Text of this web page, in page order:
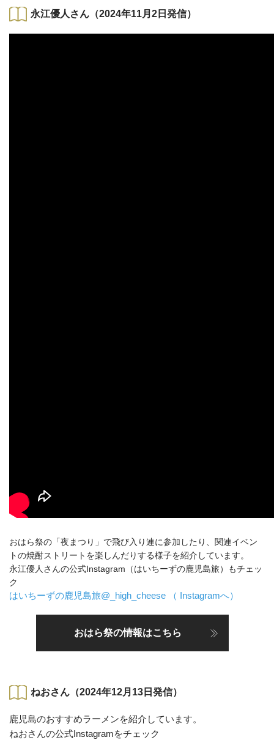
永江優人さん（2024年11月2日発信）
おはら祭の「夜まつり」で飛び入り連に参加したり、関連イベン
トの焼酎ストリートを楽しんだりする様子を紹介しています。
永江優人さんの公式Instagram（はいちーずの鹿児島旅）もチェッ
ク
はいちーずの鹿児島旅@_high_cheese （ Instagramへ）
おはら祭の情報はこちら
ねおさん（2024年12月13日発信）
鹿児島のおすすめラーメンを紹介しています。
ねおさんの公式Instagramをチェック